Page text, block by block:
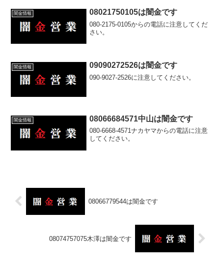
闇金情報 08021750105は闇金です
080-2175-0105からの電話に注意してくだ
さい。
闇金情報 09090272526は闇金です
090-9027-2526に注意してください。
闇金情報 08066684571中山は闇金です
080-6668-4571ナカヤマからの電話に注意
してください。
08066779544は闇金です
08074757075木澤は闇金です